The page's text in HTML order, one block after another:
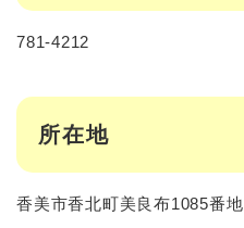
781-4212
所在地
香美市香北町美良布1085番地